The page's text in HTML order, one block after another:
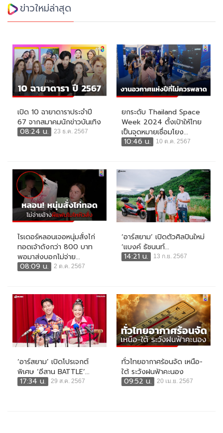
ข่าวใหม่ล่าสุด
เปิด 10 ฉายาดาราประจำปี
67 จากสมาคมนักข่าวบันเทิง
08:24 น.
23 ธ.ค. 2567
ยกระดับ Thailand Space
Week 2024 ตั้งเป้าให้ไทย
เป็นจุดหมายเชื่อมโยง...
10:46 น.
10 ต.ค. 2567
ไรเดอร์หลอนเจอหนุ่มสั่งไก่
ทอดเจ้าดังกว่า 800 บาท
พอมาส่งบอกไม่จ่าย...
08:09 น.
2 ต.ค. 2567
‘อาร์สยาม’ เปิดตัวศิลปินใหม่
‘แบงค์ ธัชนนท์...
14:21 น.
13 ก.ย. 2567
‘อาร์สยาม’ เปิดโปรเจกต์
พิเศษ ‘อีสาน BATTLE’...
17:34 น.
29 ส.ค. 2567
ทั่วไทยอากาศร้อนจัด เหนือ-
ใต้ ระวังฝนฟ้าคะนอง
09:52 น.
20 เม.ย. 2567